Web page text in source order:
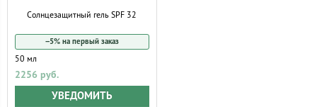
Солнцезащитный гель SPF 32
−5% на первый заказ
50 мл
2256 руб.
УВЕДОМИТЬ